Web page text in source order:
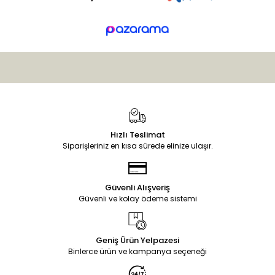
Hızlı Teslimat
Siparişleriniz en kısa sürede elinize ulaşır.
Güvenli Alışveriş
Güvenli ve kolay ödeme sistemi
Geniş Ürün Yelpazesi
Binlerce ürün ve kampanya seçeneği